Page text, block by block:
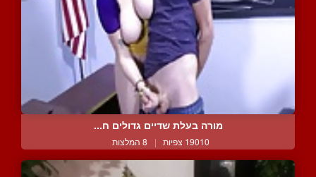
מורה בעלת שדיים גדולים ח...
19010 צפיות | 8 המלצות